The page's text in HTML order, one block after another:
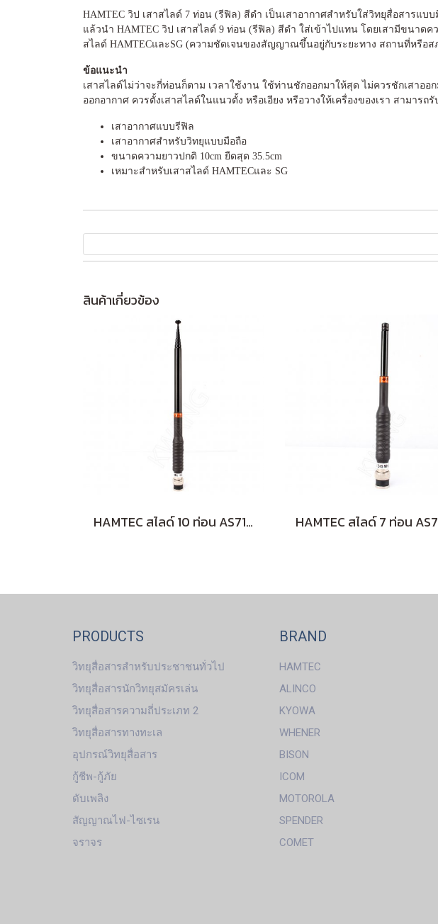
HAMTEC วิป เสาสไลด์ 7 ท่อน (รีฟิล) สีดำ เป็นเสาอากาศสำหรับใส่วิทยุสื่อสารแ
แล้วนำ HAMTEC วิป เสาสไลด์ 9 ท่อน (รีฟิล) สีดำ ใส่เข้าไปแทน โดยเสามีขนาดค
สไลด์ HAMTECและSG (ความชัดเจนของสัญญาณขึ้นอยู่กับระยะทาง สถานที่หรื
ข้อแนะนำ
เสาสไลด์ไม่ว่าจะกี่ท่อนก็ตาม เวลาใช้งาน ใช้ท่านชักออกมาให้สุด ไม่ควรชักเสาอ
ออกอากาศ ควรตั้งเสาสไลด์ในแนวตั้ง หรือเอียง หรือวางให้เครื่องของเรา สามา
เสาอากาศแบบรีฟิล
เสาอากาศสำหรับวิทยุแบบมือถือ
ขนาดความยาวปกติ 10cm ยืดสุด 35.5cm
เหมาะสำหรับเสาสไลด์ HAMTECและ SG
สินค้าเกี่ยวข้อง
HAMTEC สไลด์ 10 ท่อน AS710 153-160 MHz (ฺฺBLACK)
PRODUCTS
วิทยุสื่อสารสำหรับประชาชนทั่วไป
วิทยุสื่อสารนักวิทยุสมัครเล่น
วิทยุสื่อสารความถี่ประเภท 2
วิทยุสื่อสารทางทะเล
อุปกรณ์วิทยุสื่อสาร
กู้ชีพ-กู้ภัย
ดับเพลิง
สัญญาณไฟ-ไซเรน
จราจร
BRAND
HAMTEC
ALINCO
KYOWA
WHENER
BISON
ICOM
MOTOROLA
SPENDER
COMET